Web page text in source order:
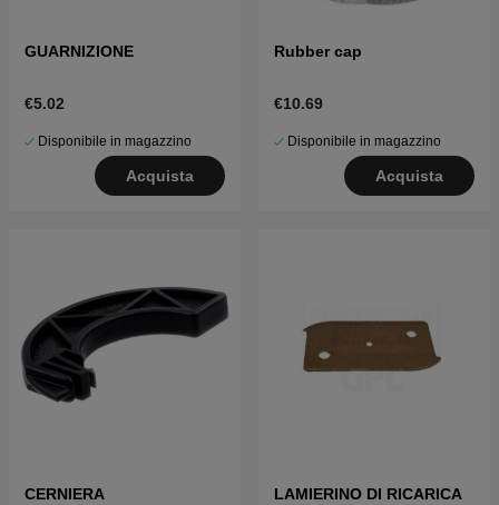
GUARNIZIONE
€5.02
Disponibile in magazzino
Acquista
Rubber cap
€10.69
Disponibile in magazzino
Acquista
CERNIERA LAMIERINO DI RICARICA